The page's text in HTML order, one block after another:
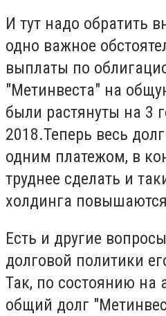
И тут надо обратить
одно важное
выплаты по
"Метинвеста" на
были растянуты на 3
2018.Теперь весь
одним платежом, в
труднее сделать и
холдинга
Есть и другие
долговой политики
Так, по состоянию на
общий долг